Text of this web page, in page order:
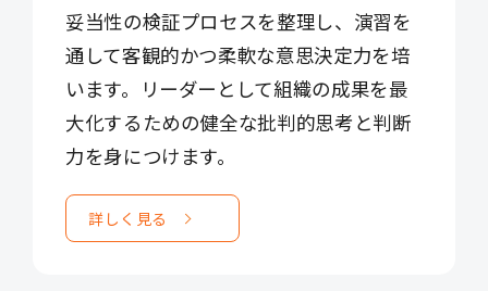
妥当性の検証プロセスを整理し、演習を
通して客観的かつ柔軟な意思決定力を培
います。リーダーとして組織の成果を最
大化するための健全な批判的思考と判断
力を身につけます。
詳しく見る